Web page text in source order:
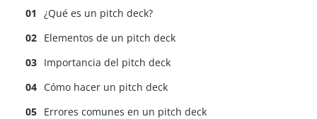
¿Qué es un pitch deck?
Elementos de un pitch deck
Importancia del pitch deck
Cómo hacer un pitch deck
Errores comunes en un pitch deck